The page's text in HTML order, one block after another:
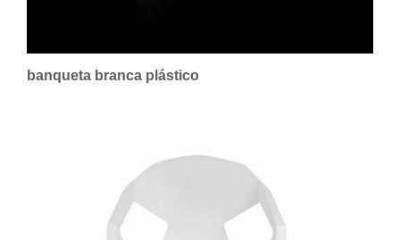
banqueta branca plástico